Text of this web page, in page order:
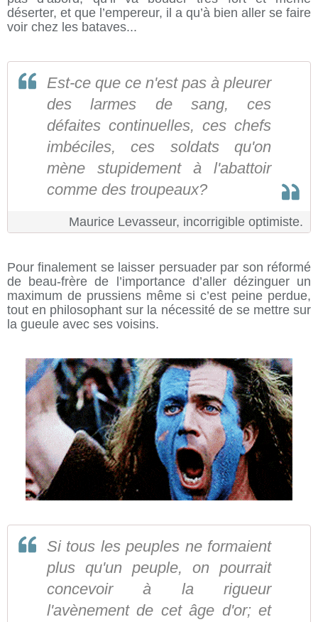
déserter, et que l’empereur, il a qu’à bien aller se faire
voir chez les bataves...
Est-ce que ce n'est pas à pleurer
des larmes de sang, ces
défaites continuelles, ces chefs
imbéciles, ces soldats qu'on
mène stupidement à l'abattoir
comme des troupeaux?
Maurice Levasseur, incorrigible optimiste.
Pour finalement se laisser persuader par son réformé
de beau-frère de l’importance d’aller dézinguer un
maximum de prussiens même si c’est peine perdue,
tout en philosophant sur la nécessité de se mettre sur
la gueule avec ses voisins.
Si tous les peuples ne formaient
plus qu'un peuple, on pourrait
concevoir à la rigueur
l'avènement de cet âge d'or; et